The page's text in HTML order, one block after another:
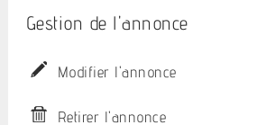
Gestion de l'annonce
Modifier l'annonce
Retirer l'annonce